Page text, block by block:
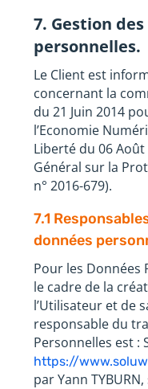
7. Gestion
personnelles.
Le Client est
concernant la
du 21 Juin 2014
l’Economie
Liberté du 06
Général sur la
n° 2016-679).
7.1
données
Pour les Données
le cadre de la
l’Utilisateur et de
responsable du
Personnelles est :
https://
par Yann